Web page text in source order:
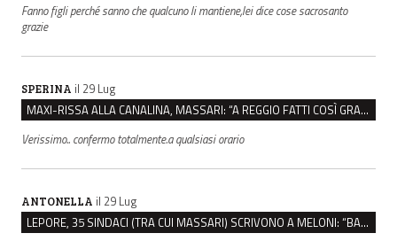
Fanno figli perché sanno che qualcuno li mantiene,lei dice cose sacrosanto
grazie
SPERINA il 29 Lug
MAXI-RISSA ALLA CANALINA, MASSARI: “A REGGIO FATTI COSÌ GRAVI NON DEVONO TROVARE SPAZIO”
Verissimo.. confermo totalmente.a qualsiasi orario
ANTONELLA il 29 Lug
LEPORE, 35 SINDACI (TRA CUI MASSARI) SCRIVONO A MELONI: “BASTA ATTACCHI ISTITUZIONALI”